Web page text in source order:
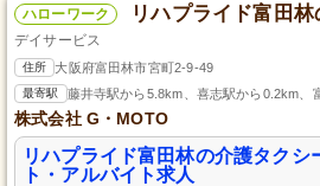
ハローワーク リハプライド富田林
デイサービス
住所 大阪府富田林市宮町2-9-49
最寄駅 藤井寺駅から5.8km、喜志駅から0.2km、
株式会社 G・MOTO
リハプライド富田林の介護タクシ
ト・アルバイト求人